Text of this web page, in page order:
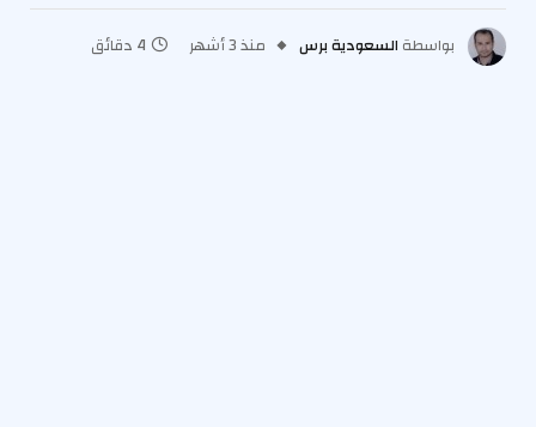
بواسطة السعودية برس منذ 3 أشهر 4 دقائق